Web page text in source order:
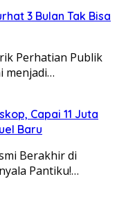
3 Bulan Tak Bisa
Perhatian Publik
menjadi…
Capai 11 Juta
Baru
Berakhir di
Pantiku!…